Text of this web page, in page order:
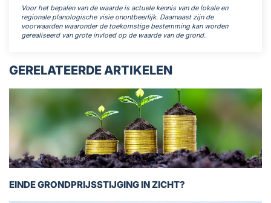
Voor het bepalen van de waarde is actuele kennis van de lokale en
regionale planologische visie onontbeerlijk. Daarnaast zijn de
voorwaarden waaronder de toekomstige bestemming kan worden
gerealiseerd van grote invloed op de waarde van de grond.
GERELATEERDE ARTIKELEN
EINDE GRONDPRIJSSTIJGING IN ZICHT?